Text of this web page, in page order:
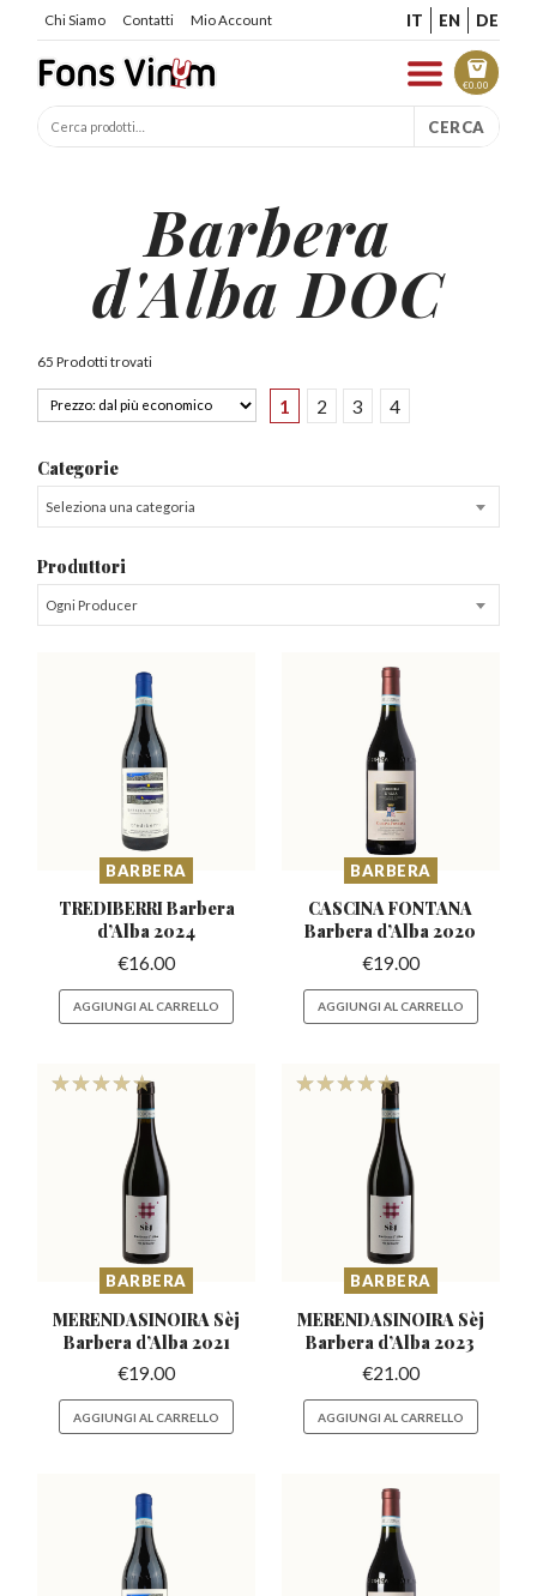
Chi Siamo Contatti Mio Account IT EN DE
€0.00
CERCA
Barbera
d'Alba DOC
65 Prodotti trovati
1 2 3 4
Categorie
Seleziona una categoria
Produttori
Ogni Producer
BARBERA
TREDIBERRI Barbera
d’Alba 2024
€16.00
AGGIUNGI AL CARRELLO
BARBERA
CASCINA FONTANA
Barbera d’Alba 2020
€19.00
AGGIUNGI AL CARRELLO
BARBERA
MERENDASINOIRA Sèj
Barbera d’Alba 2021
€19.00
AGGIUNGI AL CARRELLO
BARBERA
MERENDASINOIRA Sèj
Barbera d’Alba 2023
€21.00
AGGIUNGI AL CARRELLO